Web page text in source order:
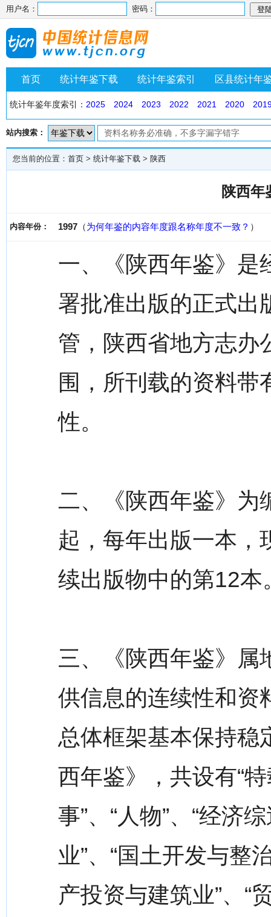
用户名： 密码：
首页 统计年鉴下载 统计年鉴索引 区县统计年
统计年鉴年度索引： 2025 2024 2023 2022 2021 2020
站内搜索：
您当前的位置： 首页 > 统计年鉴下载 > 陕西
陕西年
内容年份： 1997 （为何年鉴的内容年度跟名称年度不一致？ ）
一、《陕西年鉴》是
署批准出版的正式出
管，陕西省地方志办
围，所刊载的资料
性。
二、《陕西年鉴》为
起，每年出版一本，
续出版物中的第12本
三、《陕西年鉴》属
供信息的连续性和资
总体框架基本保持稳
西年鉴》，共设有“特
事”、“人物”、“经济
业”、“国土开发与整
产投资与建筑业”、“